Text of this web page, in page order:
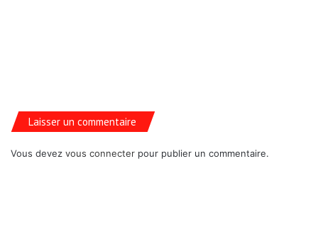
Laisser un commentaire
Vous devez vous connecter pour publier un commentaire.